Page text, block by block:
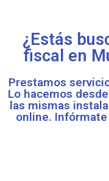
¿Estás
fiscal en
Prestamos
Lo hacemos
las mismas
online. Infórmate